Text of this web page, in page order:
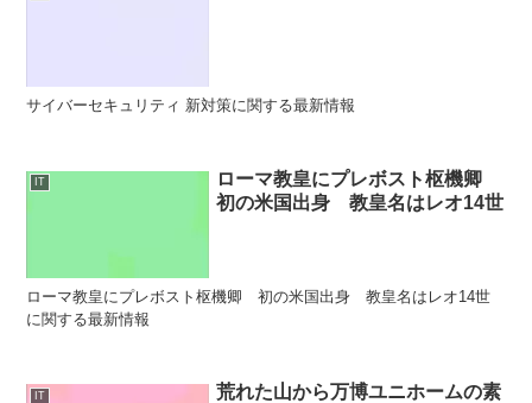
サイバーセキュリティ 新対策に関する最新情報
IT
ローマ教皇にプレボスト枢機卿
初の米国出身 教皇名はレオ14世
ローマ教皇にプレボスト枢機卿 初の米国出身 教皇名はレオ14世
に関する最新情報
IT
荒れた山から万博ユニホームの素